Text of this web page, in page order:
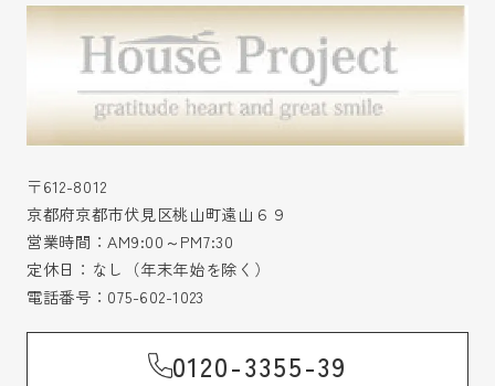
〒612-8012
京都府京都市伏見区桃山町遠山６９
営業時間：AM9:00～PM7:30
定休日：なし（年末年始を除く）
電話番号： 075-602-1023
0120-3355-39